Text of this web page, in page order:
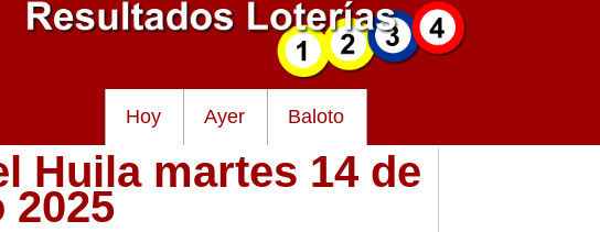
Hoy Ayer Baloto
Huila martes 14 de
2025